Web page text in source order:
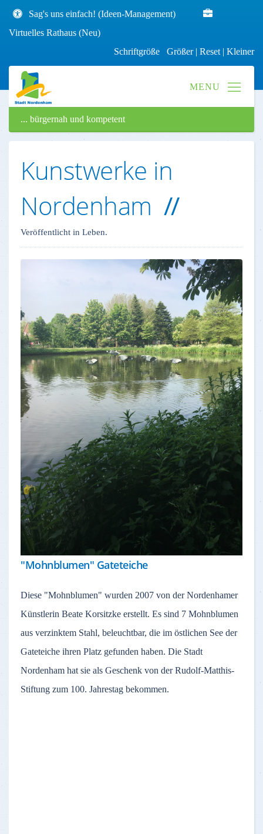
Sag's uns einfach! (Ideen-Management)
Virtuelles Rathaus (Neu)
Schriftgröße Größer| Reset | Kleiner
... bürgernah und kompetent
Kunstwerke in
Nordenham
Veröffentlicht in Leben.
"Mohnblumen" Gateteiche
Diese "Mohnblumen" wurden 2007 von der Nordenhamer
Künstlerin Beate Korsitzke erstellt. Es sind 7 Mohnblumen
aus verzinktem Stahl, beleuchtbar, die im östlichen See der
Gateteiche ihren Platz gefunden haben. Die Stadt
Nordenham hat sie als Geschenk von der Rudolf-Matthis-
Stiftung zum 100. Jahrestag bekommen.